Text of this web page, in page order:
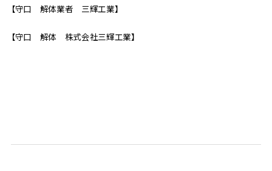
【守口 解体業者 三輝工業】
【守口 解体 株式会社三輝工業】